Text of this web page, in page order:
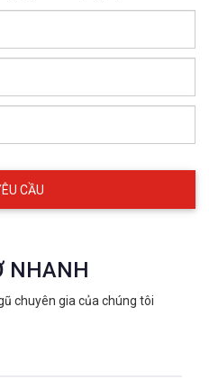
NHANH
chuyên gia của chúng tôi